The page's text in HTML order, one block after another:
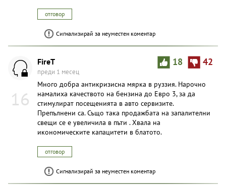
отговор
Сигнализирай за неуместен коментар
16
18 42
FireT
преди 1 месец
Много добра антикризисна мярка в руззия. Нарочно
намалиха качеството на бензина до Евро 3, за да
стимулират посещенията в авто сервизите.
Препълнени са. Също така продажбата на запалителни
свещи се е увеличила в пъти . Хвала на
икономическите капацитети в блатото.
отговор
Сигнализирай за неуместен коментар